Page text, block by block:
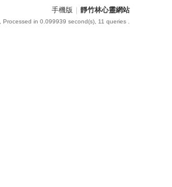
手機版 靜竹林心靈網站
, Processed in 0.099939 second(s), 11 queries .